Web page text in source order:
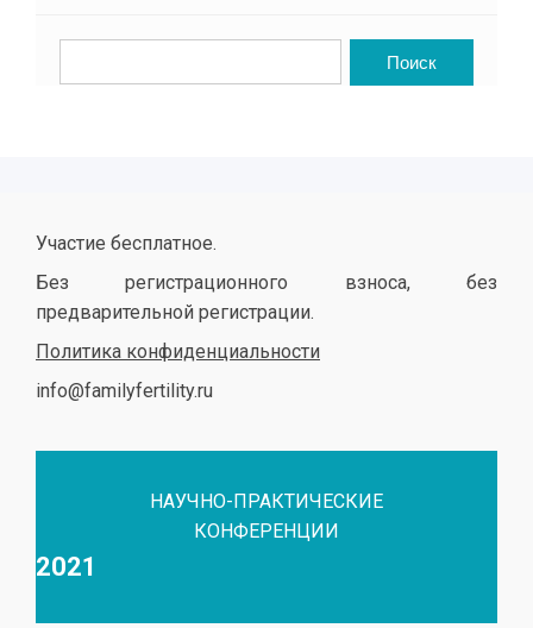
Участие бесплатное.
Без регистрационного взноса, без
предварительной регистрации.
Политика конфиденциальности
info@familyfertility.ru
НАУЧНО-ПРАКТИЧЕСКИЕ
КОНФЕРЕНЦИИ
2021